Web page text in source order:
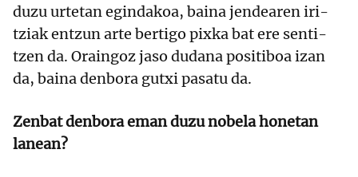
duzu urtetan egindakoa, baina jendearen iri-
tziak entzun arte bertigo pixka bat ere senti-
tzen da. Oraingoz jaso dudana positiboa izan
da, baina denbora gutxi pasatu da.
Zenbat denbora eman duzu nobela honetan
lanean?